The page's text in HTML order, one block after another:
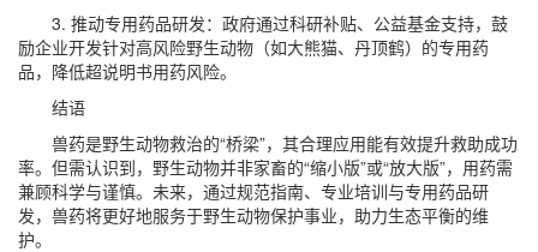
3. 推动专用药品研发：政府通过科研补贴、公益基金支持，鼓
励企业开发针对高风险野生动物（如大熊猫、丹顶鹤）的专用药
品，降低超说明书用药风险。
结语
兽药是野生动物救治的“桥梁”，其合理应用能有效提升救助成功
率。但需认识到，野生动物并非家畜的“缩小版”或“放大版”，用药需
兼顾科学与谨慎。未来，通过规范指南、专业培训与专用药品研
发，兽药将更好地服务于野生动物保护事业，助力生态平衡的维
护。